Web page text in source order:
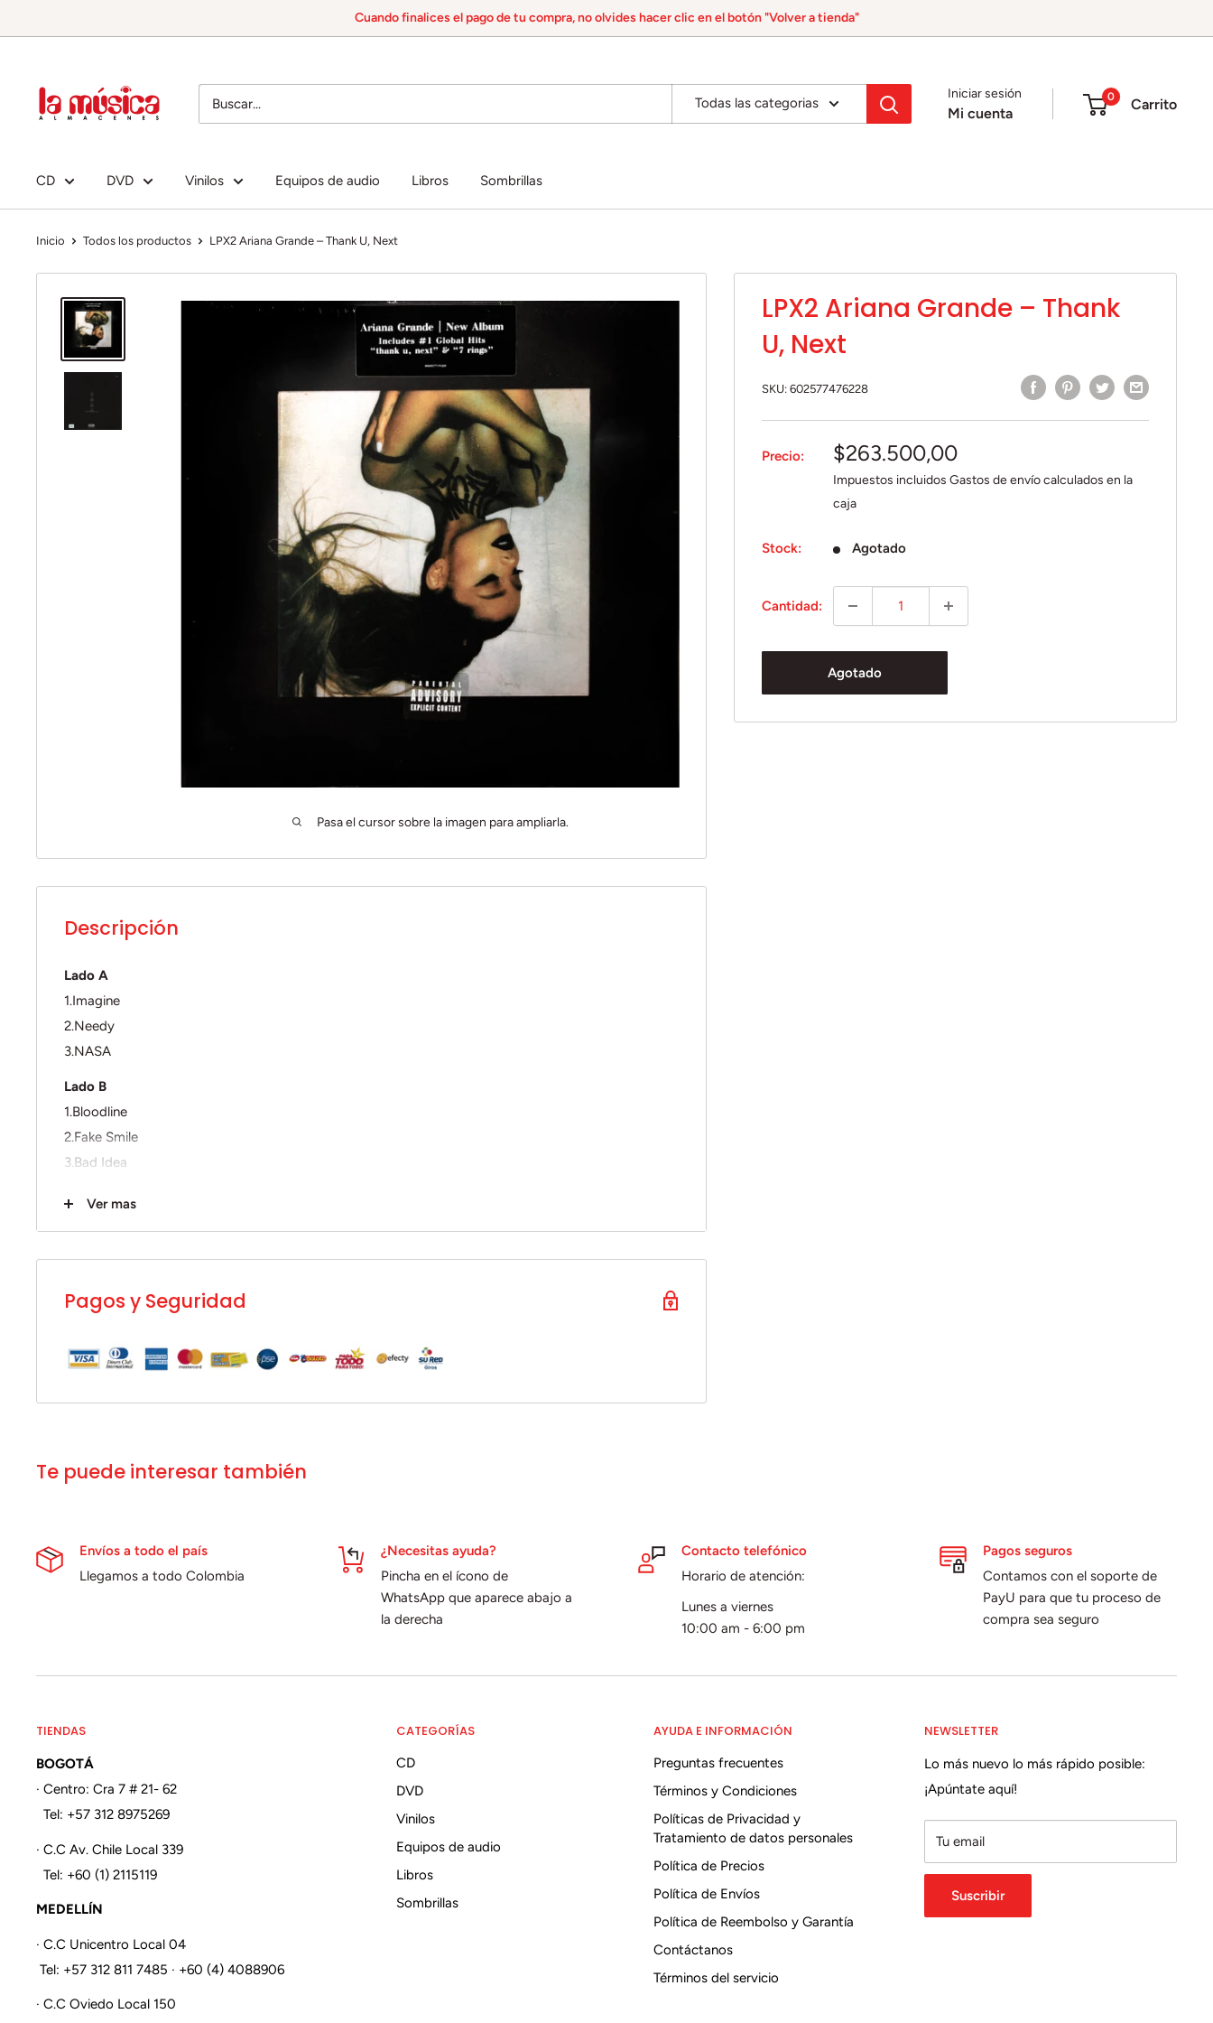
directamente
contenido
Cuando finalices el pago de tu compra, no olvides hacer clic en el botón "Volver a tienda"
La
Música
Todas las categorias
Iniciar sesión
Mi cuenta
0 Carrito
CD DVD Vinilos Equipos de audio Libros Sombrillas
Inicio Todos los productos LPX2 Ariana Grande ‎– Thank U, Next
Pasa el cursor sobre la imagen para ampliarla.
LPX2 Ariana Grande ‎– Thank
U, Next
SKU:602577476228
Precio:
Precio
de
venta
$263.500,00
Impuestos incluidosGastos de envíocalculados en la
caja
Stock: Agotado
Cantidad:
Agotado
Descripción
Lado A
1.Imagine
2.Needy
3.NASA
Lado B
1.Bloodline
2.Fake Smile
3.Bad Idea
Lado C
Lado D
2.Thank U, Next
Ver mas
Pagos y Seguridad
Te puede interesar también
Envíos a todo el país
Llegamos a todo Colombia
¿Necesitas ayuda?
Pincha en el ícono de
WhatsApp que aparece abajo a
la derecha
Contacto telefónico
Horario de atención:
Lunes a viernes
10:00 am - 6:00 pm
Pagos seguros
Contamos con el soporte de
PayU para que tu proceso de
compra sea seguro
TIENDAS
BOGOTÁ
· Centro: Cra 7 # 21- 62
Tel: +57 312 8975269
· C.C Av. Chile Local 339
Tel: +60 (1) 2115119
MEDELLÍN
· C.C Unicentro Local 04
Tel: +57 312 811 7485 · +60 (4) 4088906
· C.C Oviedo Local 150
CATEGORÍAS
CD
DVD
Vinilos
Equipos de audio
Libros
Sombrillas
AYUDA E INFORMACIÓN
Preguntas frecuentes
Términos y Condiciones
Políticas de Privacidad y
Tratamiento de datos personales
Política de Precios
Política de Envíos
Política de Reembolso y Garantía
Contáctanos
Términos del servicio
NEWSLETTER
Lo más nuevo lo más rápido posible:
¡Apúntate aquí!
Tu email
Suscribir